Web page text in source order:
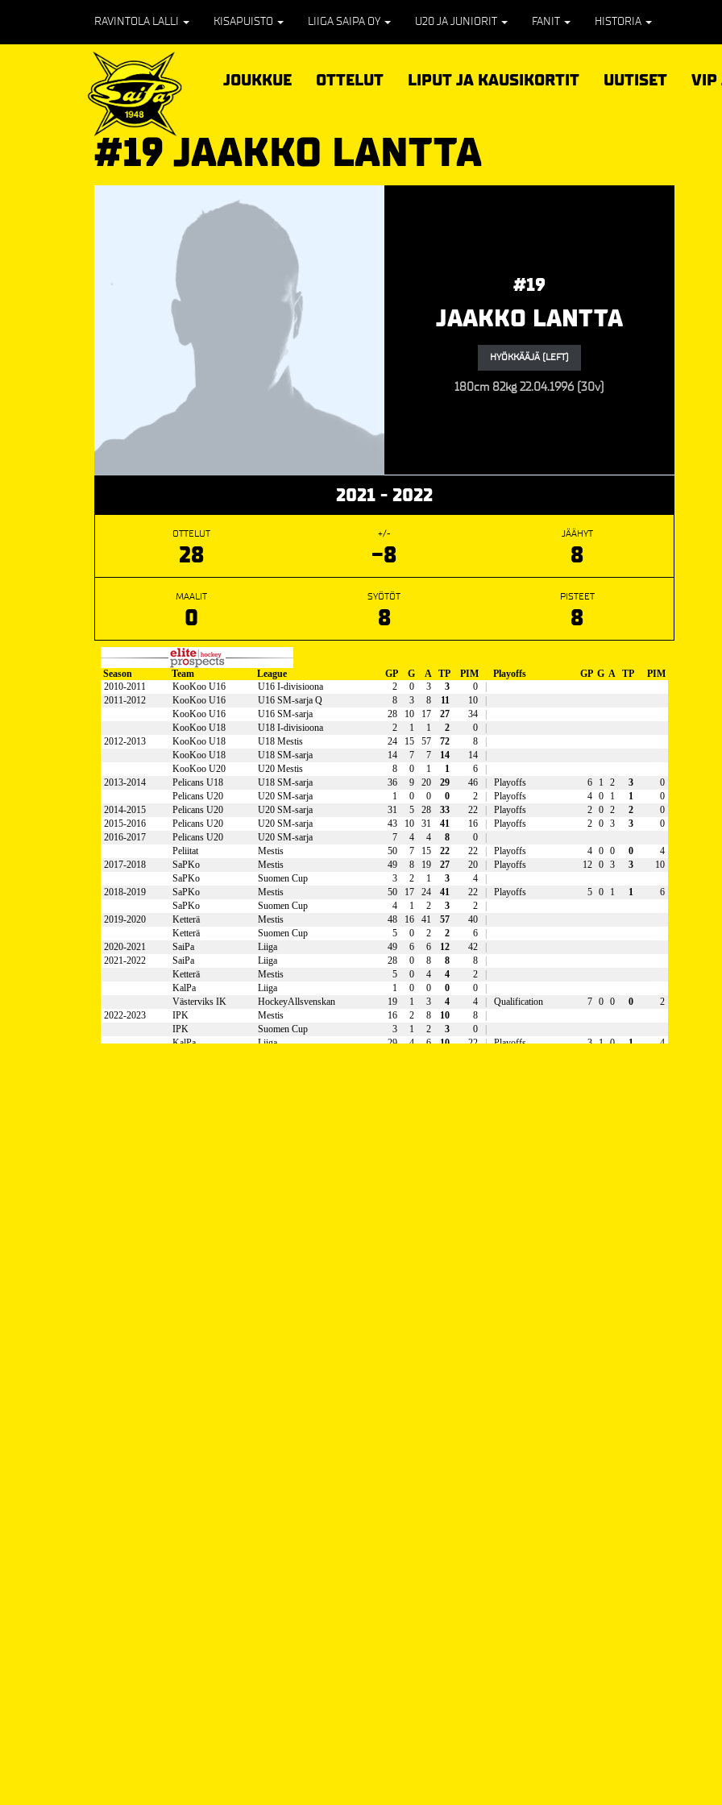
RAVINTOLA LALLI KISAPUISTO LIIGA SAIPA OY U20 JA JUNIORIT FANIT HISTORIA
JOUKKUE OTTELUT LIPUT JA KAUSIKORTIT UUTISET VIP
#19 JAAKKO LANTTA
#19
JAAKKO LANTTA
HYÖKKÄÄJÄ (LEFT)
180cm 82kg 22.04.1996 (30v)
2021 - 2022
OTTELUT
28
+/-
-8
JÄÄHYT
8
MAALIT
0
SYÖTÖT
8
PISTEET
8